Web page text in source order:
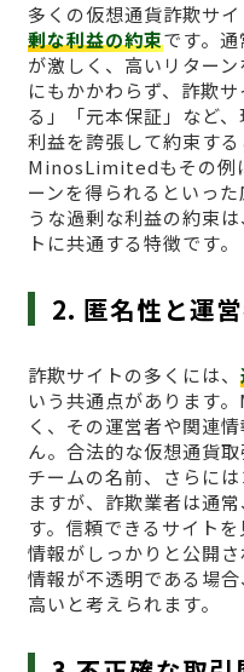
多くの仮想通貨詐欺サイ
剰な利益の約束です。
が激しく、高いリターン
にもかかわらず、詐欺
る」「元本保証」など
利益を誇張して約束する
MinosLimitedもその例
ーンを得られるといっ
うな過剰な利益の約束
トに共通する特徴です。
2. 匿名性と運
詐欺サイトの多くには、
いう共通点があります
く、その運営者や関連
ん。合法的な仮想通貨
チームの名前、さらに
ますが、詐欺業者は通
す。信頼できるサイト
情報がしっかりと公開さ
情報が不透明である場
高いと考えられます。